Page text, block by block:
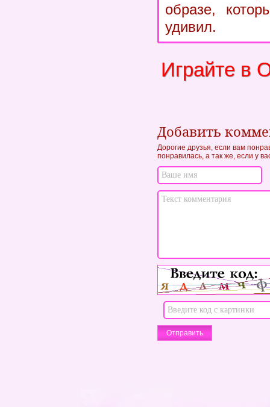
образе,
удивил.
Играйте в
Добавить
Дорогие друзья, если вам
понравилась, а так же, если у